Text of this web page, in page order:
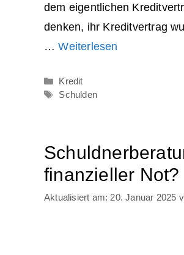
dem eigentlichen
denken, ihr Kreditvertrag
…Weiterlesen
Kategorien
Kredit
Schlagwörter
Schulden
finanzieller Not?
20. Januar 2025